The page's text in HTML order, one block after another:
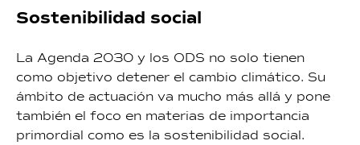
Sostenibilidad social
La Agenda 2030 y los ODS no solo tienen
como objetivo detener el cambio climático. Su
ámbito de actuación va mucho más allá y pone
también el foco en materias de importancia
primordial como es la sostenibilidad social.